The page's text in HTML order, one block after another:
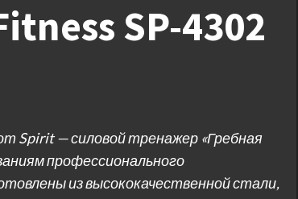
SP-4302
Spirit — силовой тренажер «Гребная
профессионального
из высококачественной стали,